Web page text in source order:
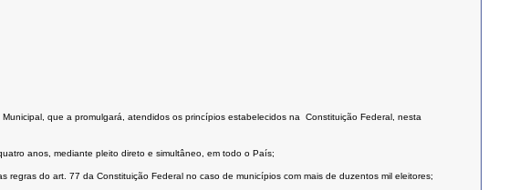
que a promulgará, atendidos os princípios estabelecidos na Constituição Federal, nesta
anos, mediante pleito direto e simultâneo, em todo o País;
do art. 77 da Constituição Federal no caso de municípios com mais de duzentos mil eleitores;